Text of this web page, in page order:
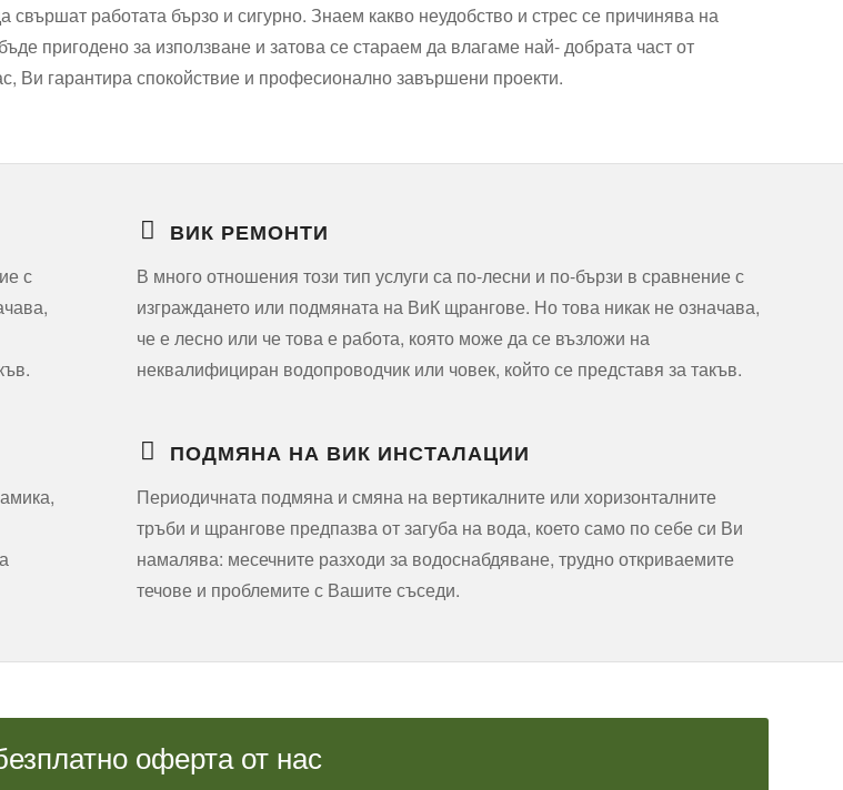
работата бързо и сигурно. Знаем какво неудобство и стрес се причинява на
пригодено за използване и затова се стараем да влагаме най- добрата част от
Ви гарантира спокойствие и професионално завършени проекти.
с
ВИК РЕМОНТИ
В много отношения този тип услуги са по-лесни и по-бързи в сравнение с
изграждането или подмяната на ВиК щрангове. Но това никак не означава,
че е лесно или че това е работа, която може да се възложи на
неквалифициран водопроводчик или човек, който се представя за такъв.
ПОДМЯНА НА ВИК ИНСТАЛАЦИИ
Периодичната подмяна и смяна на вертикалните или хоризонталните
тръби и щрангове предпазва от загуба на вода, което само по себе си Ви
намалява: месечните разходи за водоснабдяване, трудно откриваемите
течове и проблемите с Вашите съседи.
оферта от нас